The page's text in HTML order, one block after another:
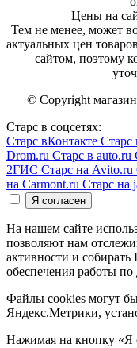
Цены на
Тем не менее, может
актуальных цен
сайтом, поэтому
© Copyright
Старс в соцсетях:
Старс вКонтакте Старс
Drom.ru Старс в auto.ru
2ГИС Старс на Avito.ru
на Carmont.ru Старс на
На нашем сайте
позволяют нам
активности и
обеспечения работы по
Файлы cookies могут
Яндекс.Метрики,
Нажимая на кнопку «Я